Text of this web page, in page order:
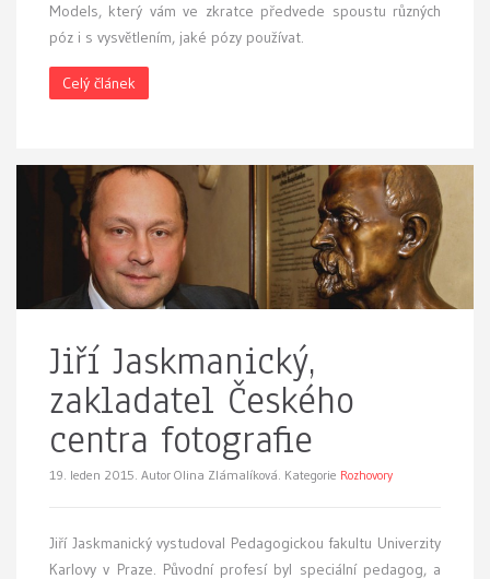
Models, který vám ve zkratce předvede spoustu různých
póz i s vysvětlením, jaké pózy používat.
Celý článek
Jiří Jaskmanický,
zakladatel Českého
centra fotografie
19. leden 2015. Autor Olina Zlámalíková. Kategorie Rozhovory
Jiří Jaskmanický vystudoval Pedagogickou fakultu Univerzity
Karlovy v Praze. Původní profesí byl speciální pedagog, a